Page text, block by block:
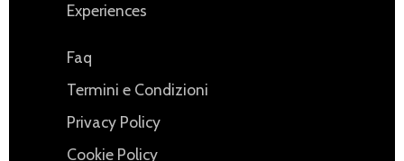
Experiences
Faq
Termini e Condizioni
Privacy Policy
Cookie Policy